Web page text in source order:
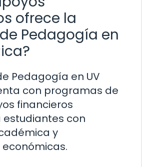
ofrece la
Pedagogía en
Pedagogía en UV
con programas de
financieros
con
y